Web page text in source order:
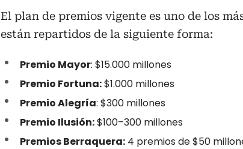
El plan de premios vigente es uno de los
están repartidos de la siguiente forma:
Premio Mayor: $15.000 millones
Premio Fortuna:$1.000 millones
Premio Alegría: $300 millones
Premio Ilusión:$100–300 millones
Premios Berraquera: 4 premios de $50